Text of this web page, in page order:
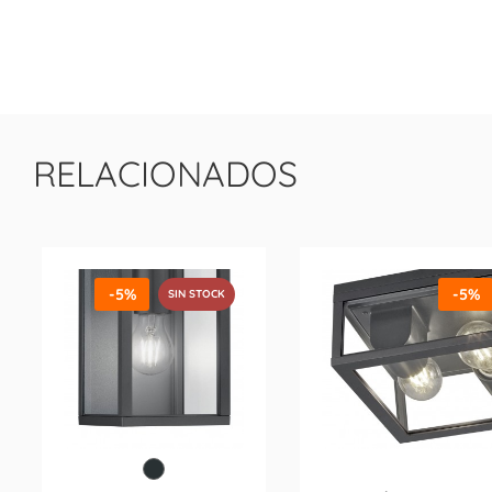
RELACIONADOS
-5% SIN STOCK -5%